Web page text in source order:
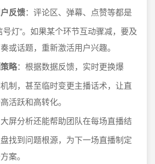
反馈：评论区、弹幕、点赞等都是
号灯”。如果某个环节互动骤减，要及
或话题，重新激活用户兴趣。
略：根据数据反馈，实时更换爆
制，甚至临时变更主播话术，让直
活跃和高转化。
屏分析还能帮助团队在每场直播结
找到问题根源，为下一场直播制定
案。